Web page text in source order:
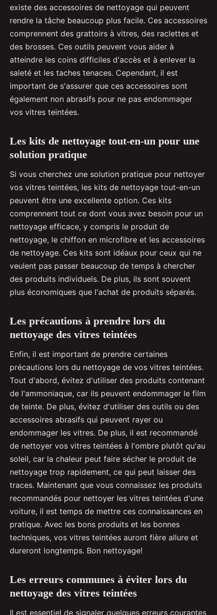
existe des accessoires de nettoyage qui peuvent
rendre la tâche beaucoup plus facile. Ces accessoires
comprennent des grattoirs à vitres, des raclettes et
des brosses. Ces outils peuvent vous aider à
atteindre les coins difficiles d'accès et à enlever la
saleté et les taches tenaces. Cependant, il est
important de s'assurer que ces accessoires sont
également non abrasifs pour ne pas endommager
vos vitres teintées.
Les kits de nettoyage tout-en-un pour une
solution pratique
Si vous cherchez une solution pratique pour nettoyer
vos vitres teintées, les kits de nettoyage tout-en-un
peuvent être une excellente option. Ces kits
comprennent tout ce dont vous avez besoin pour un
nettoyage efficace, y compris le produit de
nettoyage, le chiffon en microfibre et les accessoires
de nettoyage. Ces kits sont idéaux pour ceux qui ne
veulent pas passer beaucoup de temps à chercher
des produits individuels. De plus, ils sont souvent
plus économiques que l'achat de produits séparés.
Les précautions à prendre lors du
nettoyage des vitres teintées
Enfin, il est important de prendre certaines
précautions lors du nettoyage de vos vitres teintées.
Tout d'abord, évitez d'utiliser des produits contenant
de l'ammoniaque, car ils peuvent endommager le film
de teinte. De plus, évitez d'utiliser des outils ou des
accessoires abrasifs qui peuvent rayer ou
endommager les vitres. De plus, il est recommandé
de nettoyer vos vitres teintées à l'ombre plutôt qu'au
soleil, car la chaleur peut faire sécher le produit de
nettoyage trop rapidement, ce qui peut laisser des
traces. Maintenant que vous connaissez les produits
recommandés pour nettoyer les vitres teintées d'une
voiture, il est temps de mettre ces connaissances en
pratique. Avec les bons produits et les bonnes
techniques, vos vitres teintées auront fière allure et
dureront longtemps. Bon nettoyage!
Les erreurs communes à éviter lors du
nettoyage des vitres teintées
Il est essentiel de signaler quelques erreurs courantes